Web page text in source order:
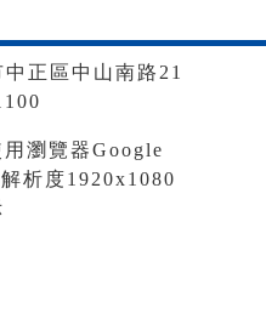
正區中山南路21
瀏覽器Google
析度1920x1080